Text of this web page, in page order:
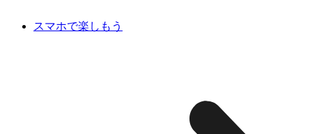
スマホで楽しもう